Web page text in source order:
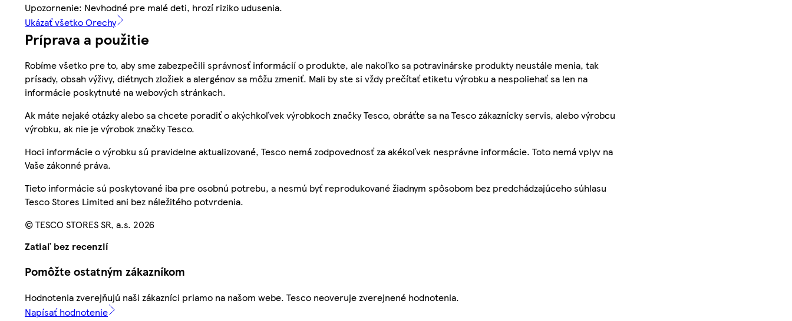
Upozornenie: Nevhodné pre malé deti, hrozí riziko udusenia.
Ukázať všetko Orechy
Príprava a použitie
Robíme všetko pre to, aby sme zabezpečili správnosť informácií o produkte, ale nakoľko sa potravinárske produkty neustále menia, tak
prísady, obsah výživy, diétnych zložiek a alergénov sa môžu zmeniť. Mali by ste si vždy prečítať etiketu výrobku a nespoliehať sa len na
informácie poskytnuté na webových stránkach.
Ak máte nejaké otázky alebo sa chcete poradiť o akýchkoľvek výrobkoch značky Tesco, obráťte sa na Tesco zákaznícky servis, alebo výrobcu
výrobku, ak nie je výrobok značky Tesco.
Hoci informácie o výrobku sú pravidelne aktualizované, Tesco nemá zodpovednosť za akékoľvek nesprávne informácie. Toto nemá vplyv na
Vaše zákonné práva.
Tieto informácie sú poskytované iba pre osobnú potrebu, a nesmú byť reprodukované žiadnym spôsobom bez predchádzajúceho súhlasu
Tesco Stores Limited ani bez náležitého potvrdenia.
© TESCO STORES SR, a.s. 2026
Zatiaľ bez recenzií
Pomôžte ostatným zákazníkom
Hodnotenia zverejňujú naši zákazníci priamo na našom webe. Tesco neoveruje zverejnené hodnotenia.
Napísať hodnotenie